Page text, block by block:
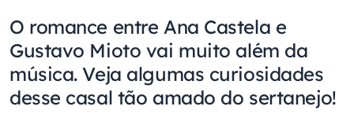
O romance entre Ana Castela e
Gustavo Mioto vai muito além da
música. Veja algumas curiosidades
desse casal tão amado do sertanejo!